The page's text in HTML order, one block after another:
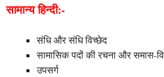
सामान्य हिन्दी:-
संधि और संधि विच्छेद
सामासिक पदों की रचना और समास-
उपसर्ग